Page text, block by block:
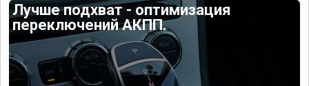
Лучше подхват - оптимизация
переключений АКПП.